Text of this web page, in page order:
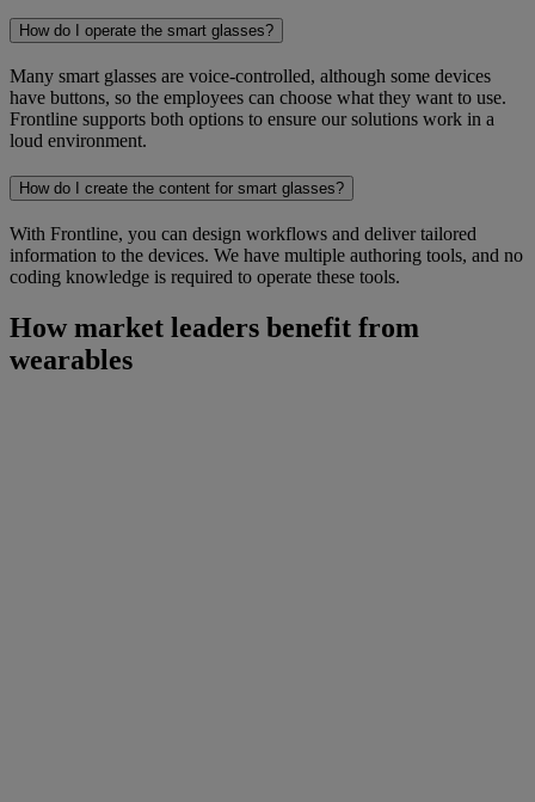
How do I operate the smart glasses?
Many smart glasses are voice-controlled, although some devices
have buttons, so the employees can choose what they want to use.
Frontline supports both options to ensure our solutions work in a
loud environment.
How do I create the content for smart glasses?
With Frontline, you can design workflows and deliver tailored
information to the devices. We have multiple authoring tools, and no
coding knowledge is required to operate these tools.
How market leaders benefit from
wearables